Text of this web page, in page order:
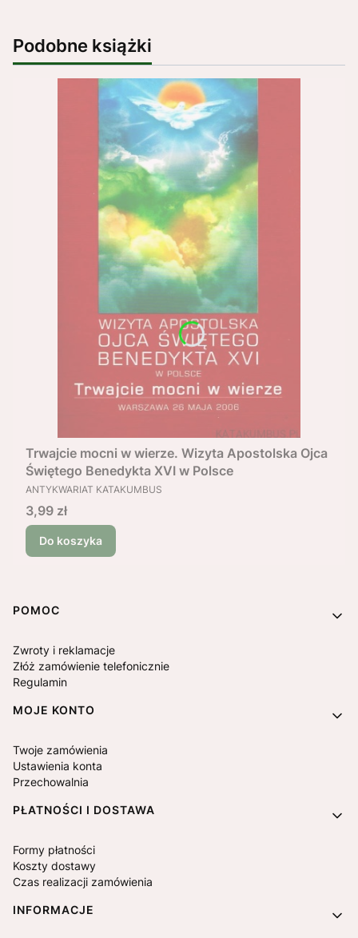
Podobne książki
Trwajcie mocni w wierze. Wizyta Apostolska Ojca
Świętego Benedykta XVI w Polsce
PRODUCENT
ANTYKWARIAT KATAKUMBUS
Cena
3,99 zł
Do koszyka
Linki w stopce
POMOC
Zwroty i reklamacje
Złóż zamówienie telefonicznie
Regulamin
MOJE KONTO
Twoje zamówienia
Ustawienia konta
Przechowalnia
PŁATNOŚCI I DOSTAWA
Formy płatności
Koszty dostawy
Czas realizacji zamówienia
INFORMACJE